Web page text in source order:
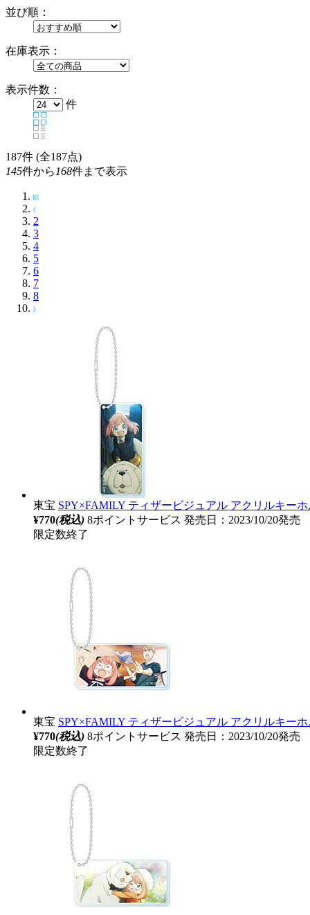
並び順：
在庫表示：
表示件数：
件
187件 (全187点)
145件から 168件まで表示
2
3
4
5
6
7
8
東宝 SPY×FAMILY ティザービジュアル アクリルキー
¥770(税込) 8ポイントサービス 発売日：2023/10/20発売
限定数終了
東宝 SPY×FAMILY ティザービジュアル アクリルキー
¥770(税込) 8ポイントサービス 発売日：2023/10/20発売
限定数終了